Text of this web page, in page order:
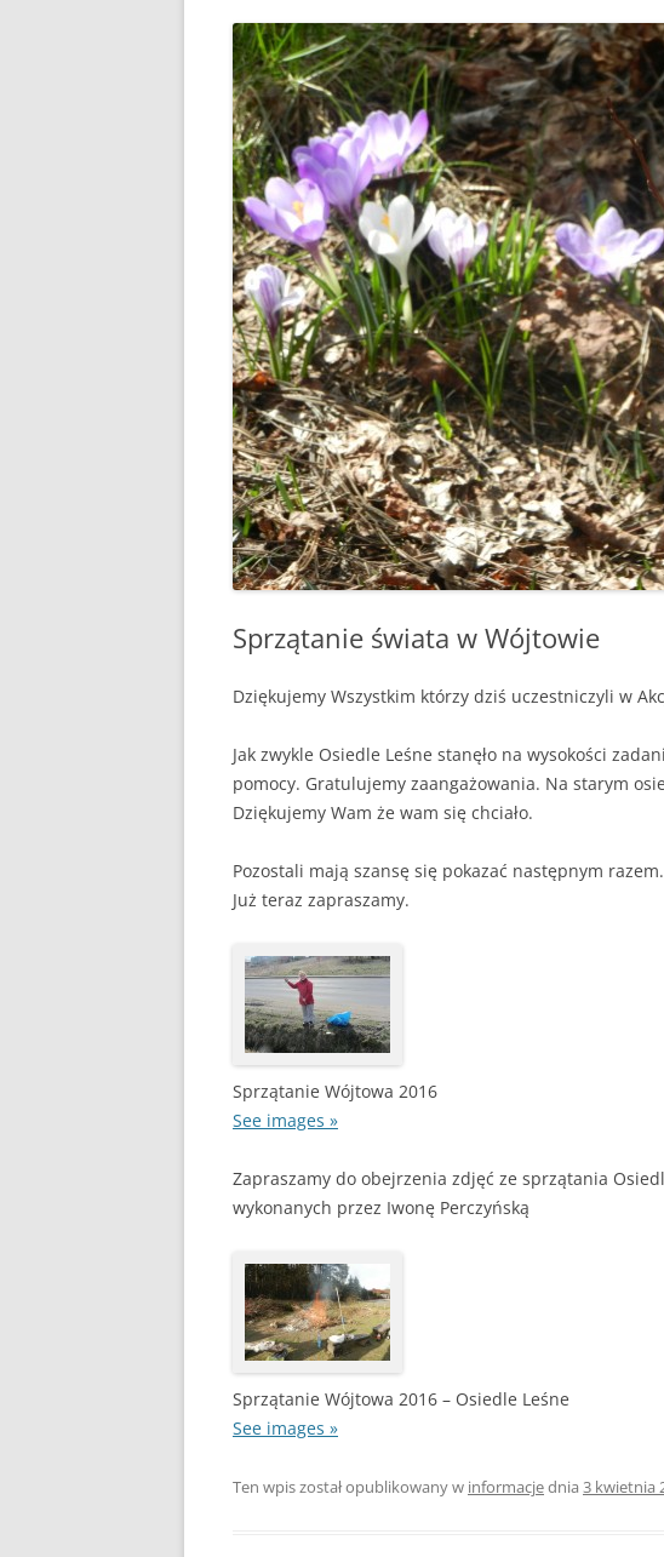
PLAN ODNOWY WÓJTOWA
WYKAZ TELEFONÓW
ZAKŁAD USŁUG KOMUNALNYCH
SCHRONISKO W TOMARYNACH
WÓJTOWIE
WÓJTOWO PO
ODKRYTE
SIÓDMY
…ALE NA
POJECHALIŚMY
Sprzątanie świata w Wójtowie
Dziękujemy Wszystkim którzy dziś uczestniczyli w
Jak zwykle Osiedle Leśne stanęło na wysokości
pomocy. Gratulujemy zaangażowania. Na starym
Dziękujemy Wam że wam się chciało.
Pozostali mają szansę się pokazać następnym razem.
Już teraz zapraszamy.
Sprzątanie Wójtowa 2016
See images »
Zapraszamy do obejrzenia zdjęć ze sprzątania
wykonanych przez Iwonę Perczyńską
Sprzątanie Wójtowa 2016 – Osiedle Leśne
See images »
Ten wpis został opublikowany w informacjednia 3 kwietnia